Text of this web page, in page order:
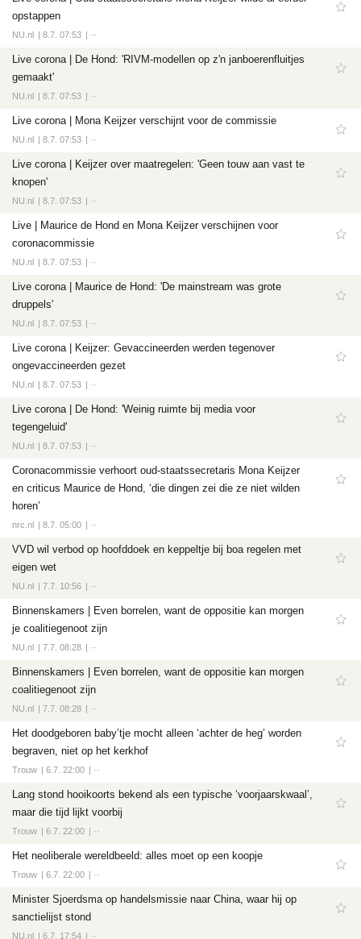
opstappen
NU.nl 8.7. 07:53 ··
Live corona | De Hond: 'RIVM-modellen op z'n janboerenfluitjes
gemaakt'
NU.nl 8.7. 07:53 ··
Live corona | Mona Keijzer verschijnt voor de commissie
NU.nl 8.7. 07:53 ··
Live corona | Keijzer over maatregelen: 'Geen touw aan vast te
knopen'
NU.nl 8.7. 07:53 ··
Live | Maurice de Hond en Mona Keijzer verschijnen voor
coronacommissie
NU.nl 8.7. 07:53 ··
Live corona | Maurice de Hond: 'De mainstream was grote
druppels'
NU.nl 8.7. 07:53 ··
Live corona | Keijzer: Gevaccineerden werden tegenover
ongevaccineerden gezet
NU.nl 8.7. 07:53 ··
Live corona | De Hond: 'Weinig ruimte bij media voor
tegengeluid'
NU.nl 8.7. 07:53 ··
Coronacommissie verhoort oud-staatssecretaris Mona Keijzer
en criticus Maurice de Hond, ‘die dingen zei die ze niet wilden
horen’
nrc.nl 8.7. 05:00 ··
VVD wil verbod op hoofddoek en keppeltje bij boa regelen met
eigen wet
NU.nl 7.7. 10:56 ··
Binnenskamers | Even borrelen, want de oppositie kan morgen
je coalitiegenoot zijn
NU.nl 7.7. 08:28 ··
Binnenskamers | Even borrelen, want de oppositie kan morgen
coalitiegenoot zijn
NU.nl 7.7. 08:28 ··
Het doodgeboren baby’tje mocht alleen ‘achter de heg’ worden
begraven, niet op het kerkhof
Trouw 6.7. 22:00 ··
Lang stond hooikoorts bekend als een typische ‘voorjaarskwaal’,
maar die tijd lijkt voorbij
Trouw 6.7. 22:00 ··
Het neoliberale wereldbeeld: alles moet op een koopje
Trouw 6.7. 22:00 ··
Minister Sjoerdsma op handelsmissie naar China, waar hij op
sanctielijst stond
NU.nl 6.7. 17:54 ··